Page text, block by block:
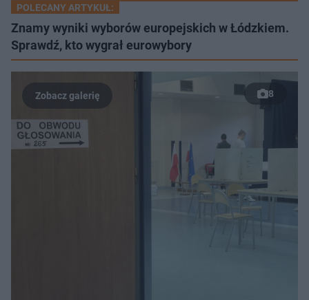
POLECANY ARTYKUŁ:
Znamy wyniki wyborów europejskich w Łódzkiem.
Sprawdź, kto wygrał eurowybory
8